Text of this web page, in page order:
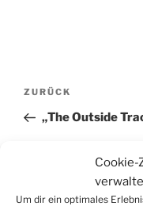
Cookie-
Um dir ein optimales
Vorheriger
Beitrag
ZURÜCK
„The Outside
Ohrwurm-Show im